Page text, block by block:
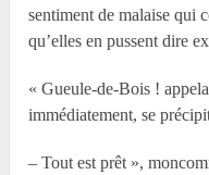
sentiment de malaise qui
qu’elles en pussent dire
« Gueule-de-Bois !
immédiatement, se
– Tout est prêt »,